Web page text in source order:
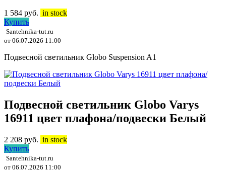
1 584 руб. in stock
Купить
Santehnika-tut.ru
от 06.07.2026 11:00
Подвесной светильник Globo Suspension A1
Подвесной светильник Globo Varys
16911 цвет плафона/подвески Белый
2 208 руб. in stock
Купить
Santehnika-tut.ru
от 06.07.2026 11:00